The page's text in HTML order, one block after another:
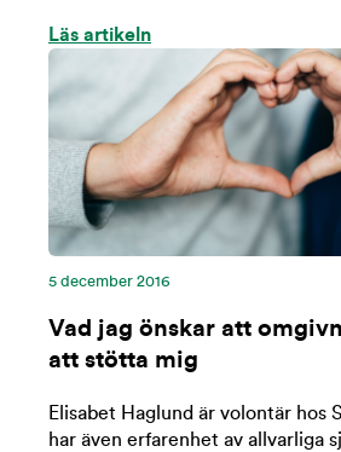
Läs artikeln
5 december 2016
Vad jag önskar att
att stötta mig
Elisabet Haglund är volontär hos
har även erfarenhet av allvarliga